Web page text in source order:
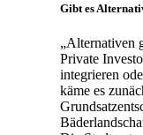
Gibt es
„Alternativen
Private
integrieren
käme es